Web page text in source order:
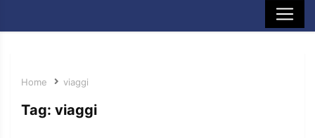
Home viaggi
Tag: viaggi